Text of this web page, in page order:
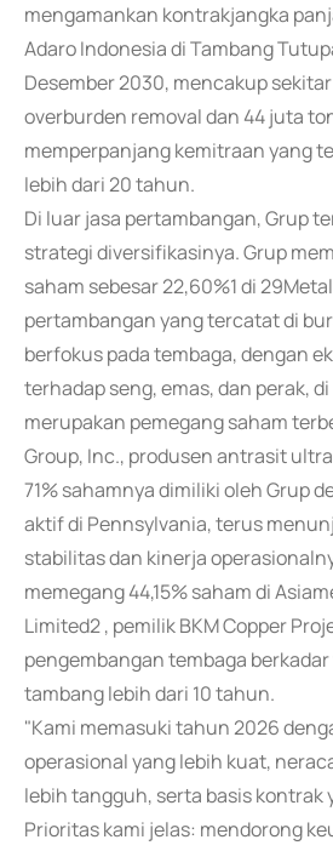
mengamankan kontrakjangka
Adaro Indonesia di Tambang
Desember 2030, mencakup
overburden removal dan 44 juta
memperpanjang kemitraan yang
lebih dari 20 tahun.
Di luar jasa pertambangan, Grup
strategi diversifikasinya. Grup
saham sebesar 22,60%1 di
pertambangan yang tercatat di
berfokus pada tembaga, dengan
terhadap seng, emas, dan perak,
merupakan pemegang saham
Group, Inc., produsen antrasit
71% sahamnya dimiliki oleh Grup
aktif di Pennsylvania, terus
stabilitas dan kinerja
memegang 44,15% saham di
Limited2 , pemilik BKM Copper
pengembangan tembaga
tambang lebih dari 10 tahun.
"Kami memasuki tahun 2026
operasional yang lebih kuat,
lebih tangguh, serta basis kontrak
Prioritas kami jelas: mendorong